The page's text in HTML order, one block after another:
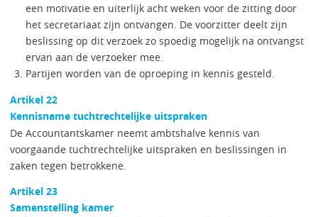
een motivatie en uiterlijk acht weken voor de zitting door
het secretariaat zijn ontvangen. De voorzitter deelt zijn
beslissing op dit verzoek zo spoedig mogelijk na ontvangst
ervan aan de verzoeker mee.
Partijen worden van de oproeping in kennis gesteld.
Artikel 22
Kennisname tuchtrechtelijke uitspraken
De Accountantskamer neemt ambtshalve kennis van
voorgaande tuchtrechtelijke uitspraken en beslissingen in
zaken tegen betrokkene.
Artikel 23
Samenstelling kamer